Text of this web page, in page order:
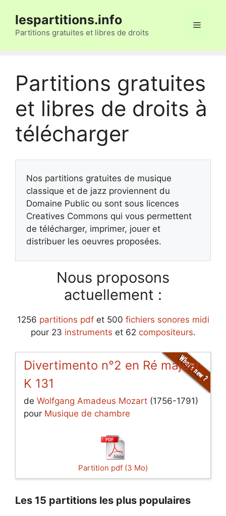
contenu
lespartitions.info
Partitions gratuites et libres de droits
Menu
Partitions gratuites
et libres de droits à
télécharger
Nos partitions gratuites de musique
classique et de jazz proviennent du
Domaine Public ou sont sous licences
Creatives Commons qui vous permettent
de télécharger, imprimer, jouer et
distribuer les oeuvres proposées.
Nous proposons
actuellement :
1256 partitions pdfet 500 fichiers sonores midi
pour 23 instruments et 62 compositeurs.
Divertimento n°2 en Ré majeur
K 131
de Wolfgang Amadeus Mozart (1756-1791)
pour Musique de chambre
Partition pdf (3 Mo)
Les 15 partitions les plus populaires